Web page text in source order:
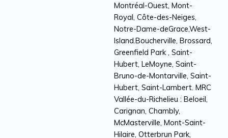
Montréal-Ouest, Mont-
Royal, Côte-des-Neiges,
Notre-Dame-deGrace,West-
Island.Boucherville, Brossard,
Greenfield Park , Saint-
Hubert, LeMoyne, Saint-
Bruno-de-Montarville, Saint-
Hubert, Saint-Lambert. MRC
Vallée-du-Richelieu : Beloeil,
Carignan, Chambly,
McMasterville, Mont-Saint-
Hilaire, Otterbrun Park,